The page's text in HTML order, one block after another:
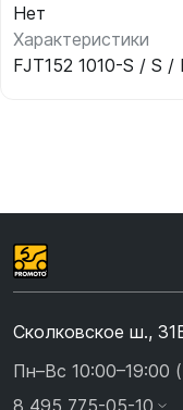
Нет
Характеристики
FJT152 1010-S / S /
Сколковское ш.,
Пн–Вс 10:00–19:00